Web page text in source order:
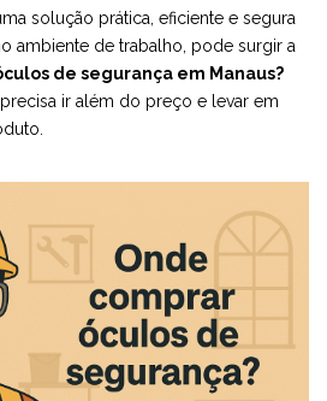
solução prática, eficiente e segura
ambiente de trabalho, pode surgir a
de segurança em Manaus?
ir além do preço e levar em